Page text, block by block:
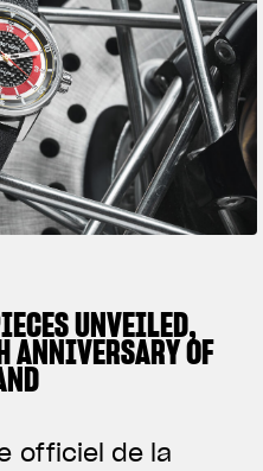
COMING SOON
ARSHAM
UNVEILED,
ANNIVERSARY OF
officiel de la